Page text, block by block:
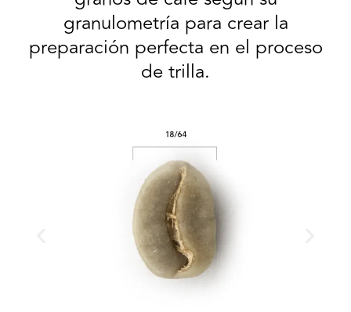
granulometría para crear la
preparación perfecta en el proceso
de trilla.